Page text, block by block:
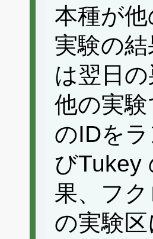
本種が
実験の
は翌日
他の実
のIDを
びTukey
果、フ
の実験